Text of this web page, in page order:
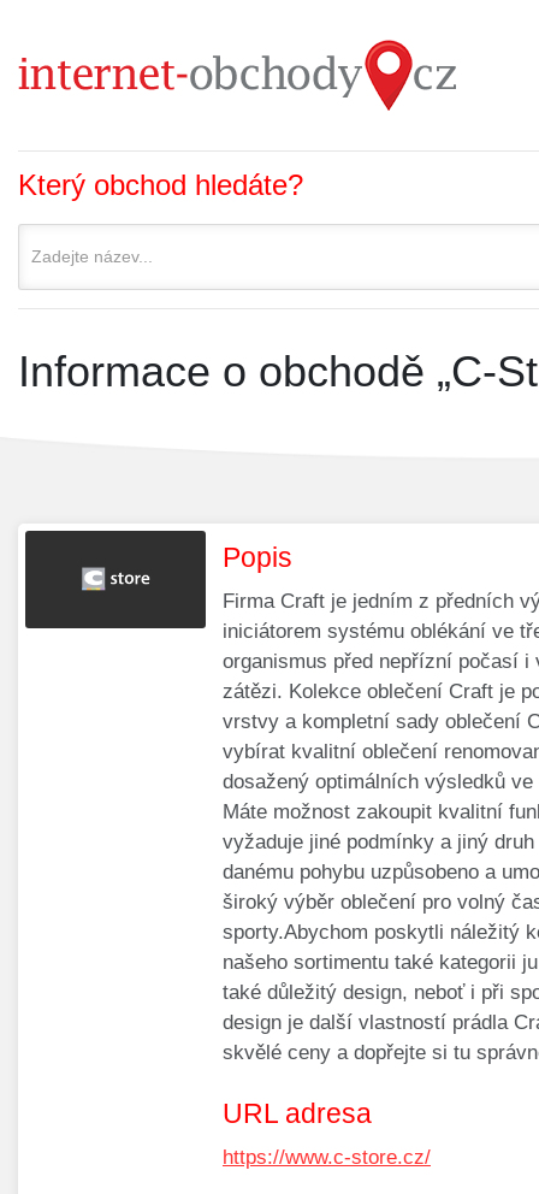
Který obchod hledáte?
Informace o obchodě „C-
Popis
Firma Craft je jedním z předních
iniciátorem systému oblékání ve
organismus před nepřízní počasí
zátězi. Kolekce oblečení Craft je
vrstvy a kompletní sady oblečení
vybírat kvalitní oblečení
dosažený optimálních výsledků
Máte možnost zakoupit kvalitní
vyžaduje jiné podmínky a jiný
danému pohybu uzpůsobeno a
široký výběr oblečení pro volný
sporty.Abychom poskytli náležitý
našeho sortimentu také kategorii
také důležitý design, neboť i při
design je další vlastností prádla
skvělé ceny a dopřejte si tu
URL adresa
https://www.c-store.cz/